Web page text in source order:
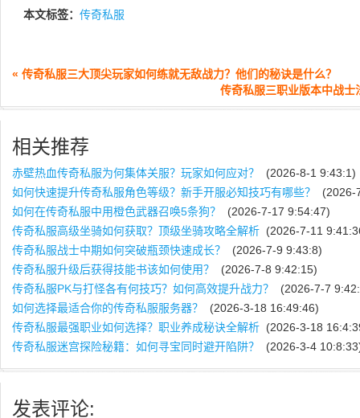
本文标签： 传奇私服
« 传奇私服三大顶尖玩家如何练就无敌战力？他们的秘诀是什么？
传奇私服三职业版本中战
相关推荐
赤壁热血传奇私服为何集体关服？玩家如何应对？
(2026-8-1 9:43:1)
如何快速提升传奇私服角色等级？新手开服必知技巧有哪些？
(2026-
如何在传奇私服中用橙色武器召唤5条狗？
(2026-7-17 9:54:47)
传奇私服高级坐骑如何获取？顶级坐骑攻略全解析 (2026-7-11
传奇私服战士中期如何突破瓶颈快速成长？
(2026-7-9 9:43:8)
传奇私服升级后获得技能书该如何使用？
(2026-7-8 9:42:15)
传奇私服PK与打怪各有何技巧？如何高效提升战力？
(2026-7-7
如何选择最适合你的传奇私服服务器？
(2026-3-18 16:49:46)
传奇私服最强职业如何选择？职业养成秘诀全解析 (2026-3-18
传奇私服迷宫探险秘籍：如何寻宝同时避开陷阱？
(2026-3-4
发表评论: